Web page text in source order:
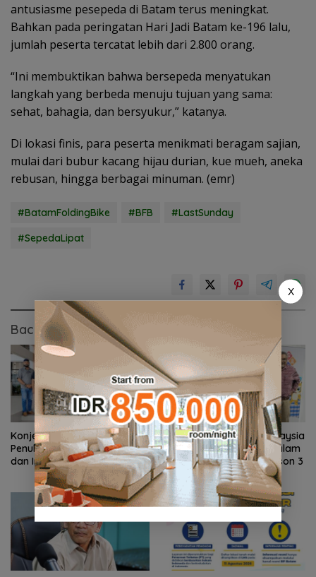
antusiasme pesepeda di Batam terus meningkat.
Bahkan pada peringatan Hari Jadi Batam ke-196 lalu,
jumlah peserta tercatat lebih dari 2.800 orang.
“Ini membuktikan bahwa bersepeda menyatukan
langkah yang berbeda menuju tujuan yang sama:
sehat, bahagia, dan bersyukur,” katanya.
Di lokasi finis, para peserta menikmati beragam sajian,
mulai dari bubur kacang hijau durian, kue mueh, aneka
rebusan, hingga berbagai minuman. (emr)
#BatamFoldingBike #BFB
#LastSunday
#SepedaLipat
Baca Juga
Konjen RI Johor Dukung
Penuh Family Rally Wisata
dan International Soccer
Batam Cup 2026
Ratusan Wisatawan Malaysia
Bakal Jelajahi Batam dalam
Family Rally Wisata Season 3
X